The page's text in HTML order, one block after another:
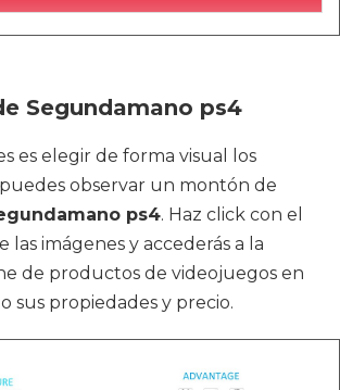
Segundamano ps4
es elegir de forma visual los
observar un montón de
ps4. Haz click con el
las imágenes y accederás a la
de productos de videojuegos en
sus propiedades y precio.